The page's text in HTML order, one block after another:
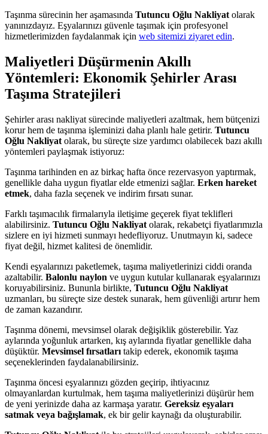
Taşınma sürecinin her aşamasında Tutuncu Oğlu Nakliyat olarak
yanınızdayız. Eşyalarınızı güvenle taşımak için profesyonel
hizmetlerimizden faydalanmak için web sitemizi ziyaret edin.
Maliyetleri Düşürmenin Akıllı
Yöntemleri: Ekonomik Şehirler Arası
Taşıma Stratejileri
Şehirler arası nakliyat sürecinde maliyetleri azaltmak, hem bütçenizi
korur hem de taşınma işleminizi daha planlı hale getirir. Tutuncu
Oğlu Nakliyat olarak, bu süreçte size yardımcı olabilecek bazı akıllı
yöntemleri paylaşmak istiyoruz:
Taşınma tarihinden en az birkaç hafta önce rezervasyon yaptırmak,
genellikle daha uygun fiyatlar elde etmenizi sağlar. Erken hareket
etmek, daha fazla seçenek ve indirim fırsatı sunar.
Farklı taşımacılık firmalarıyla iletişime geçerek fiyat teklifleri
alabilirsiniz. Tutuncu Oğlu Nakliyat olarak, rekabetçi fiyatlarımızla
sizlere en iyi hizmeti sunmayı hedefliyoruz. Unutmayın ki, sadece
fiyat değil, hizmet kalitesi de önemlidir.
Kendi eşyalarınızı paketlemek, taşıma maliyetlerinizi ciddi oranda
azaltabilir. Balonlu naylon ve uygun kutular kullanarak eşyalarınızı
koruyabilirsiniz. Bununla birlikte, Tutuncu Oğlu Nakliyat
uzmanları, bu süreçte size destek sunarak, hem güvenliği artırır hem
de zaman kazandırır.
Taşınma dönemi, mevsimsel olarak değişiklik gösterebilir. Yaz
aylarında yoğunluk artarken, kış aylarında fiyatlar genellikle daha
düşüktür. Mevsimsel fırsatları takip ederek, ekonomik taşıma
seçeneklerinden faydalanabilirsiniz.
Taşınma öncesi eşyalarınızı gözden geçirip, ihtiyacınız
olmayanlardan kurtulmak, hem taşıma maliyetlerinizi düşürür hem
de yeni yerinizde daha az karmaşa yaratır. Gereksiz eşyaları
satmak veya bağışlamak, ek bir gelir kaynağı da oluşturabilir.